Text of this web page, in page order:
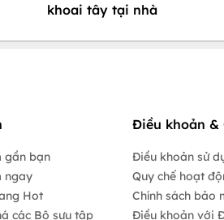
khoai tây tại nhà
gần bạn
ngay
Hot
các Bộ sưu tập
Điều khoản &
Điều khoản sử
Quy chế hoạt
Chính sách bảo
Điều khoản với